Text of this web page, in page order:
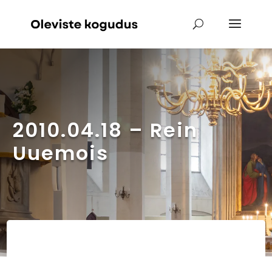
2010.04.18 – Rein
Uuemois